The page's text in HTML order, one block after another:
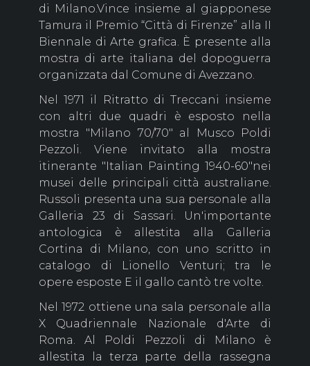
di Milano.Vince insieme al giapponese
Tamura il Premio “Città di Firenze” alla II
Biennale di Arte grafica. È presente alla
mostra di arte italiana del dopoguerra
organizzata dal Comune di Avezzano.
Nel 1971 il Ritratto di Treccani insieme
con altri due quadri è esposto nella
mostra "Milano 70/70" al Musco Poldi
Pezzoli. Viene invitato alla mostra
itinerante "Italian Painting 1940-60"nei
musei delle principali città australiane.
Russoli presenta una sua personale alla
Galleria 23 di Sassari. Un'importante
antologica è allestita alla Galleria
Cortina di Milano, con uno scritto in
catalogo di Lionello Venturi; tra le
opere esposte E il gallo cantò tre volte.
Nel 1972 ottiene una sala personale alla
X Quadriennale Nazionale d'Arte di
Roma. Al Poldi Pezzoli di Milano è
allestita la terza parte della rassegna